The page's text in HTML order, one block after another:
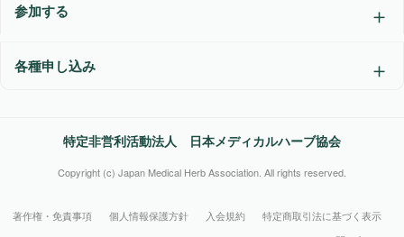
参加する
各種申し込み
特定非営利活動法人 日本メディカルハーブ協会
Copyright (c) Japan Medical Herb Association. All rights reserved.
著作権・免責事項 個人情報保護方針 入会規約
特定商取引法に基づく表示